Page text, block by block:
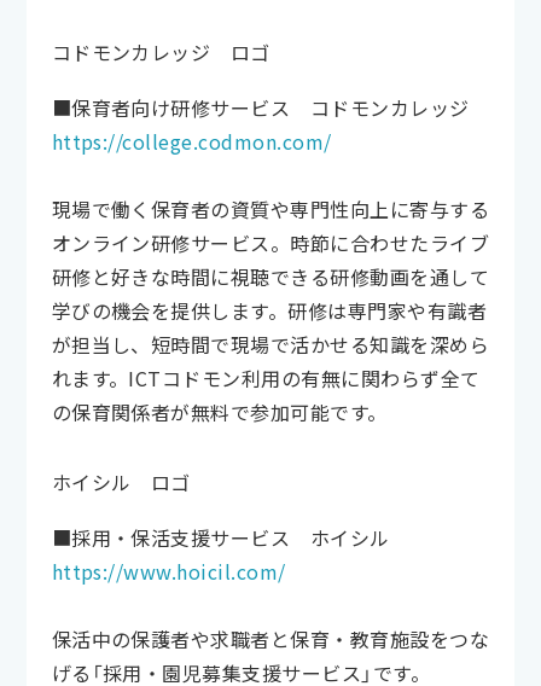
コドモンカレッジ ロゴ
■保育者向け研修サービス コドモンカレッジ
https://college.codmon.com/
現場で働く保育者の資質や専門性向上に寄与する
オンライン研修サービス。時節に合わせたライブ
研修と好きな時間に視聴できる研修動画を通して
学びの機会を提供します。研修は専門家や有識者
が担当し、短時間で現場で活かせる知識を深めら
れます。ICTコドモン利用の有無に関わらず全て
の保育関係者が無料で参加可能です。
ホイシル ロゴ
■採用・保活支援サービス ホイシル
https://www.hoicil.com/
保活中の保護者や求職者と保育・教育施設をつな
げる「採用・園児募集支援サービス」です。